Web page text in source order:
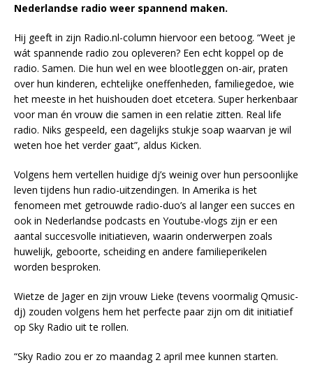
Nederlandse radio weer spannend maken.
Hij geeft in zijn Radio.nl-column hiervoor een betoog. “Weet je
wát spannende radio zou opleveren? Een echt koppel op de
radio. Samen. Die hun wel en wee blootleggen on-air, praten
over hun kinderen, echtelijke oneffenheden, familiegedoe, wie
het meeste in het huishouden doet etcetera. Super herkenbaar
voor man én vrouw die samen in een relatie zitten. Real life
radio. Niks gespeeld, een dagelijks stukje soap waarvan je wil
weten hoe het verder gaat”, aldus Kicken.
Volgens hem vertellen huidige dj’s weinig over hun persoonlijke
leven tijdens hun radio-uitzendingen. In Amerika is het
fenomeen met getrouwde radio-duo’s al langer een succes en
ook in Nederlandse podcasts en Youtube-vlogs zijn er een
aantal succesvolle initiatieven, waarin onderwerpen zoals
huwelijk, geboorte, scheiding en andere familieperikelen
worden besproken.
Wietze de Jager en zijn vrouw Lieke (tevens voormalig Qmusic-
dj) zouden volgens hem het perfecte paar zijn om dit initiatief
op Sky Radio uit te rollen.
“Sky Radio zou er zo maandag 2 april mee kunnen starten.